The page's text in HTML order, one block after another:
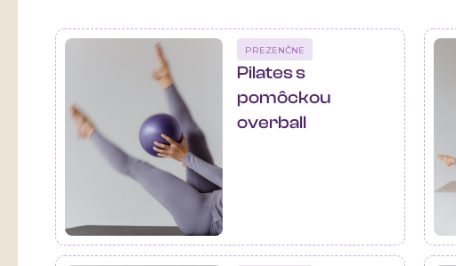
PREZENČNE
Pilates s
pomôckou
overball